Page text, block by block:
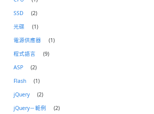
SSD
(2)
光碟
(1)
電源供應器
(1)
程式語言
(9)
ASP
(2)
Flash
(1)
jQuery
(2)
jQuery－範例
(2)